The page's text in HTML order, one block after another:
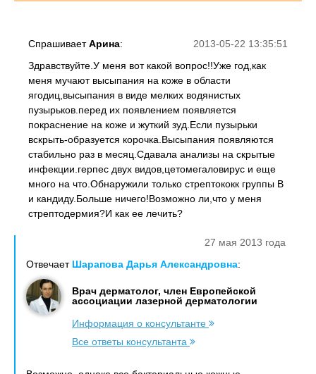
2013-05-22 13:35:51
СпрашиваетАрина:
Здравствуйте.У меня вот какой вопрос!!Уже год,как
меня мучают высыпания на коже в области
ягодиц,высыпания в виде мелких водянистых
пузырьков.перед их появлением появляется
покраснение на коже и жуткий зуд.Если пузырьки
вскрыть-образуется корочка.Высыпания появляются
стабильно раз в месяц.Сдавала анализы на скрытые
инфекции.герпес двух видов,цетомегаловирус и еще
много на что.Обнаружили только стрептококк группы В
и кандиду.Больше ничего!Возможно ли,что у меня
стрептодермия?И как ее лечить?
27 мая 2013 года
Отвечает Шарапова Дарья Александровна:
Врач дерматолог, член Европейской
ассоциации лазерной дерматологии
Информация о консультанте
Все ответы консультанта